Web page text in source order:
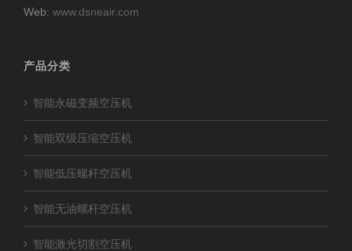
Web: www.dsneair.com
产品分类
智能永磁变频空压机
智能双级压缩空压机
智能低压螺杆空压机
智能无油螺杆空压机
智能激光切割空压机